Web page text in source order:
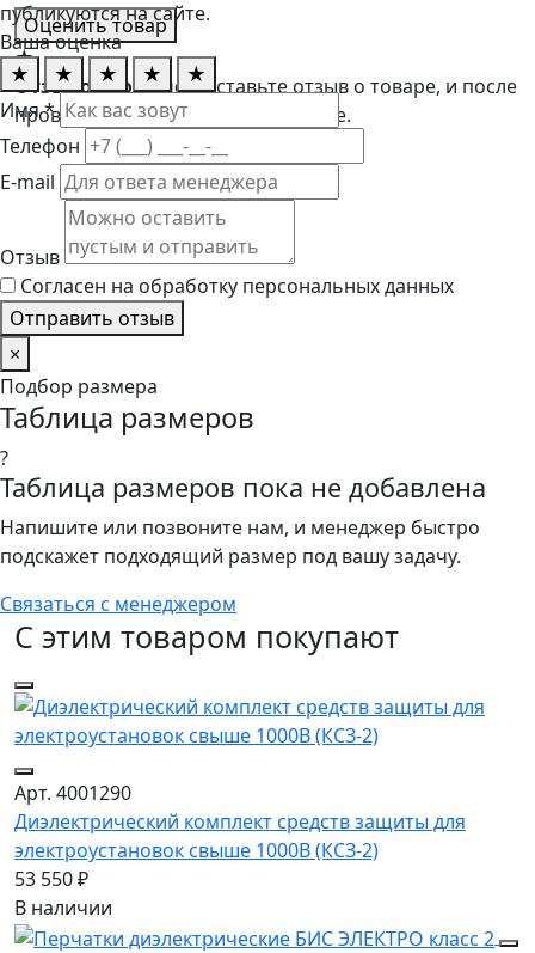
Оценить товар
★
Отзывов пока нетОставьте отзыв о товаре, и после
проверки он появится на странице.
публикуются на сайте.
Ваша оценка
★
★ ★ ★
★
Имя *
Телефон
E-mail
Отзыв
Согласен на обработку персональных данных
Отправить отзыв
×
Подбор размера
Таблица размеров
?
Таблица размеров пока не добавлена
Напишите или позвоните нам, и менеджер быстро
подскажет подходящий размер под вашу задачу.
Связаться с менеджером
С этим товаром покупают
Арт. 4001290
Диэлектрический комплект средств защиты для
электроустановок свыше 1000В (КСЗ-2)
53 550 ₽
В наличии